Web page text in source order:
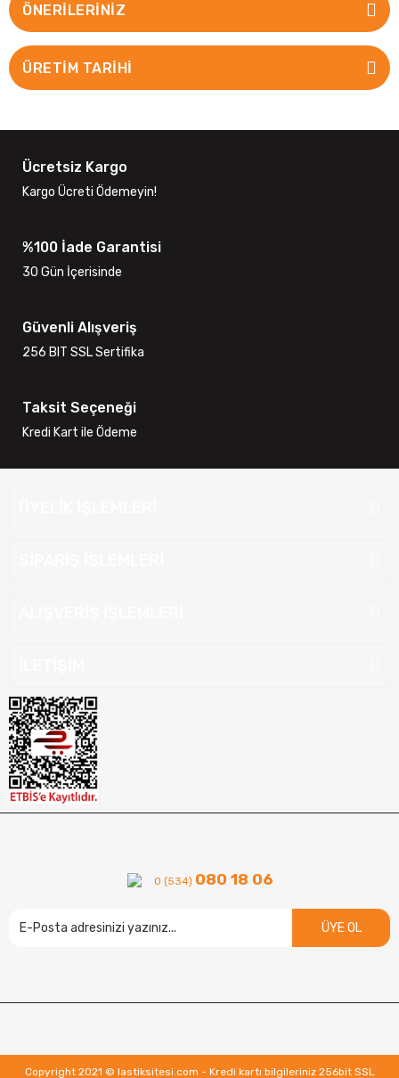
ÖNERILERINIZ
ÜRETİM TARİHİ
Ücretsiz Kargo
Kargo Ücreti Ödemeyin!
%100 İade Garantisi
30 Gün İçerisinde
Güvenli Alışveriş
256 BIT SSL Sertifika
Taksit Seçeneği
Kredi Kart ile Ödeme
0 (534) 080 18 06
ÜYE OL
Copyright 2021 © lastiksitesi.com - Kredi kartı bilgileriniz 256bit SSL